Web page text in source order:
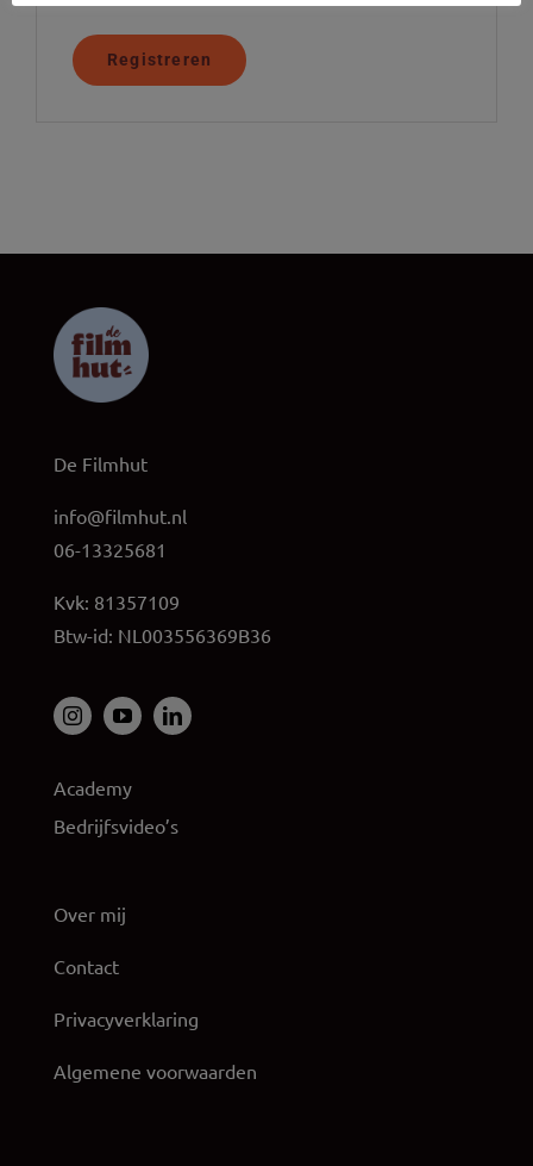
Registreren
De Filmhut
info@filmhut.nl
06-13325681
Kvk: 81357109
Btw-id: NL003556369B36
Academy
Bedrijfsvideo’s
Over mij
Contact
Privacyverklaring
Algemene voorwaarden